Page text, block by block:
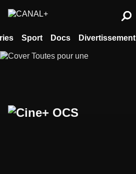
Sport Docs Divertissement